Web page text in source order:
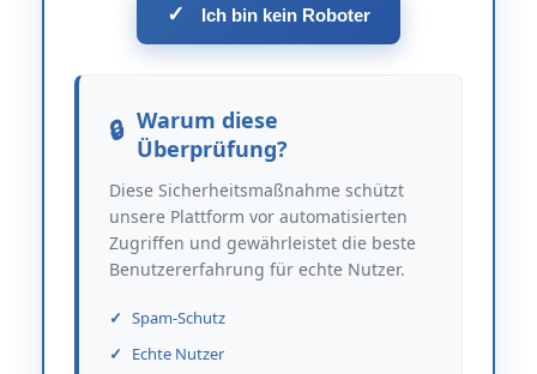
✓ Ich bin kein Roboter
Warum diese
Überprüfung?
Diese Sicherheitsmaßnahme schützt
unsere Plattform vor automatisierten
Zugriffen und gewährleistet die beste
Benutzererfahrung für echte Nutzer.
Spam-Schutz
Echte Nutzer